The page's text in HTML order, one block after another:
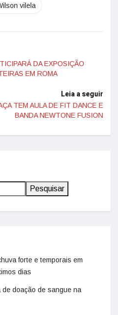
vilela
DA EXPOSIÇÃO
EM ROMA
Leia a seguir
TEM AULA DE FIT DANCE E
BANDA NEWTONE FUSION
Pesquisar
forte e temporais em
dias
de doação de sangue na